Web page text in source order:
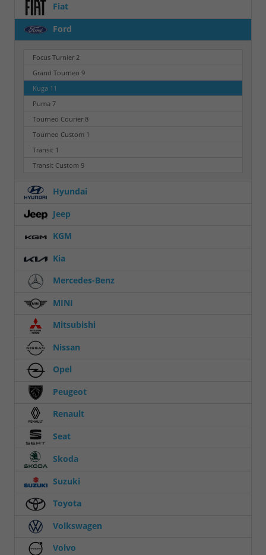
Fiat
Ford
Focus Turnier 2
Grand Tourneo 9
Kuga 11
Puma 7
Tourneo Courier 8
Tourneo Custom 1
Transit 1
Transit Custom 9
Hyundai
Jeep
KGM
Kia
Mercedes-Benz
MINI
Mitsubishi
Nissan
Opel
Peugeot
Renault
Seat
Skoda
Suzuki
Toyota
Volkswagen
Volvo